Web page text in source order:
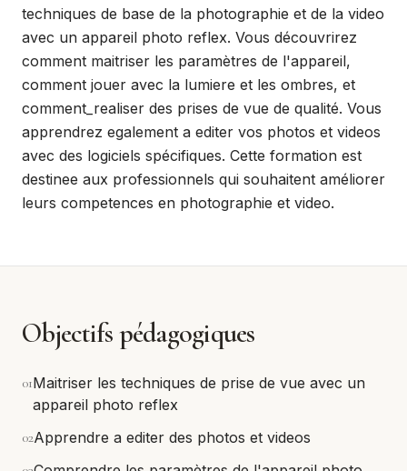
techniques de base de la photographie et de la video
avec un appareil photo reflex. Vous découvrirez
comment maitriser les paramètres de l'appareil,
comment jouer avec la lumiere et les ombres, et
comment_realiser des prises de vue de qualité. Vous
apprendrez egalement a editer vos photos et videos
avec des logiciels spécifiques. Cette formation est
destinee aux professionnels qui souhaitent améliorer
leurs competences en photographie et video.
Objectifs pédagogiques
01Maitriser les techniques de prise de vue avec un
appareil photo reflex
02Apprendre a editer des photos et videos